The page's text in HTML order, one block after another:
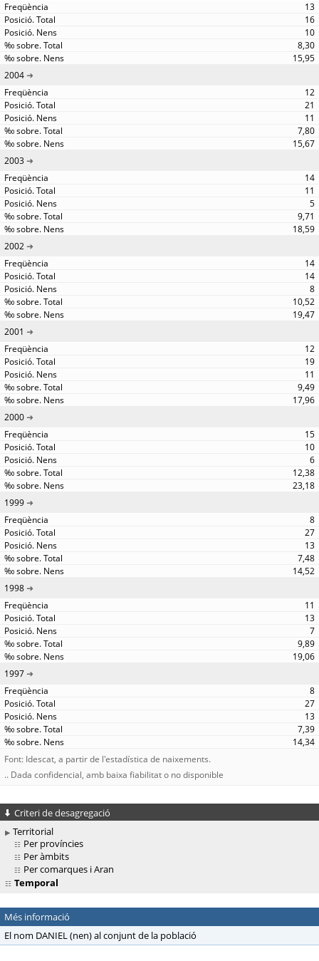
13
16
10
8,30
15,95
2004
12
21
11
7,80
15,67
2003
14
11
5
9,71
18,59
2002
14
14
8
10,52
19,47
2001
12
19
11
9,49
17,96
2000
15
10
6
12,38
23,18
1999
8
27
13
7,48
14,52
1998
11
13
7
9,89
19,06
1997
8
27
13
7,39
14,34
Font: Idescat, a partir de l'estadística de naixements.
.. Dada confidencial, amb baixa fiabilitat o no disponible
Criteri de desagregació
Territorial
Per províncies
Per àmbits
Per comarques i Aran
Temporal
Més informació
El nom DANIEL (nen) al conjunt de la població